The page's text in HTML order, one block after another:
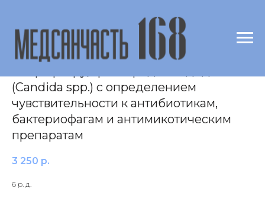
Посев материала из полости матки на
(Candida spp.) c определением
чувствительности к антибиотикам,
бактериофагам и антимикотическим
препаратам
3 250 р.
6 р. д.